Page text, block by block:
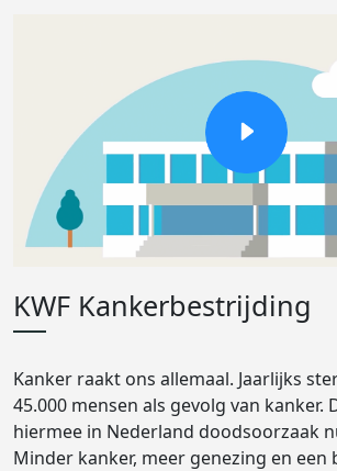
KWF Kankerbestrijding
Kanker raakt ons allemaal. Jaarlijks
45.000 mensen als gevolg van kanker.
hiermee in Nederland doodsoorzaak
Minder kanker, meer genezing en